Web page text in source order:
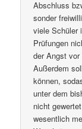
Abschluss
sonder
viele Schüler
Prüfungen
der Angst
Außerdem
können,
unter dem
nicht
wesentlich